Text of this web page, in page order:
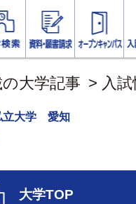
大学記事 > 入
立大学 愛知
大学TOP